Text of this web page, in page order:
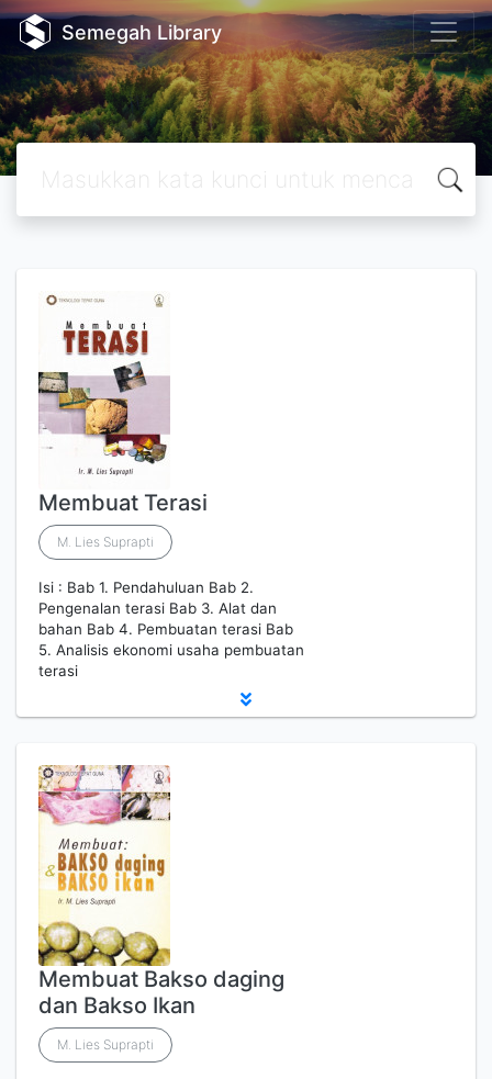
Semegah Library
Membuat Terasi
M. Lies Suprapti
Isi : Bab 1. Pendahuluan Bab 2.
Pengenalan terasi Bab 3. Alat dan
bahan Bab 4. Pembuatan terasi Bab
5. Analisis ekonomi usaha pembuatan
terasi
Membuat Bakso daging
dan Bakso Ikan
M. Lies Suprapti